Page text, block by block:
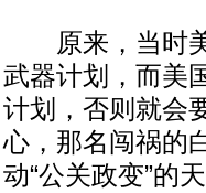
原来，当时美
武器计划，而美
计划，否则就会
心，那名闯祸的
动“公关政变”的